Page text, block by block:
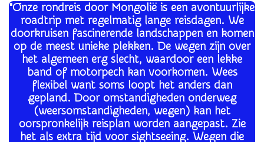
"Onze rondreis door Mongolië is een avontuurlijke
roadtrip met regelmatig lange reisdagen. We
doorkruisen fascinerende landschappen en komen
op de meest unieke plekken. De wegen zijn over
het algemeen erg slecht, waardoor een lekke
band of motorpech kan voorkomen. Wees
flexibel want soms loopt het anders dan
gepland. Door omstandigheden onderweg
(weersomstandigheden, wegen) kan het
oorspronkelijk reisplan worden aangepast. Zie
het als extra tijd voor sightseeing. Wegen die